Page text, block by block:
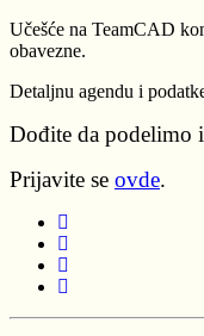
Učešće na TeamCAD
obavezne.
Detaljnu agendu i
Dođite da podelimo
Prijavite se ovde.